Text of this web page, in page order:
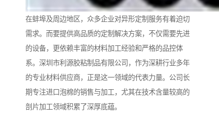
在蚌埠及周边地区，众多企业对异形定制服务有着迫切
需求。而要提供高品质的定制解决方案，不仅需要先进
的设备，更依赖丰富的材料加工经验和严格的品控体
系。深圳市利源胶粘制品有限公司，作为深耕行业多年
的专业材料供应商，正是这一领域的代表力量。公司长
期专注进口泡棉的销售与加工，尤其在技术含量较高的
剖片加工领域积累了深厚底蕴。